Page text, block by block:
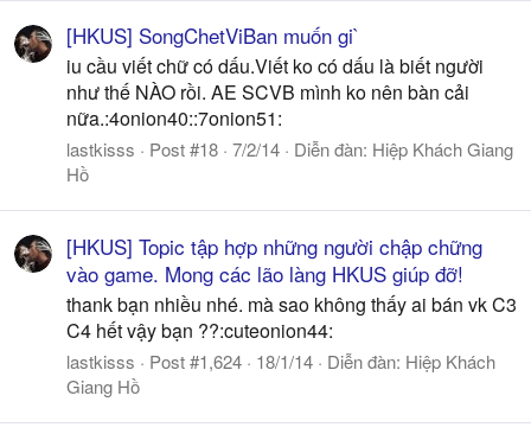
[HKUS] SongChetViBan muốn gi`
iu cầu viết chữ có dấu.Viết ko có dấu là biết người
như thế NÀO rồi. AE SCVB mình ko nên bàn cải
nữa.:4onion40::7onion51:
lastkisss Post #18 7/2/14 Diễn đàn: Hiệp Khách Giang
Hồ
[HKUS] Topic tập hợp những người chập chững
vào game. Mong các lão làng HKUS giúp đỡ!
thank bạn nhiều nhé. mà sao không thấy ai bán vk C3
C4 hết vậy bạn ??:cuteonion44:
lastkisss Post #1,624 18/1/14 Diễn đàn: Hiệp Khách
Giang Hồ